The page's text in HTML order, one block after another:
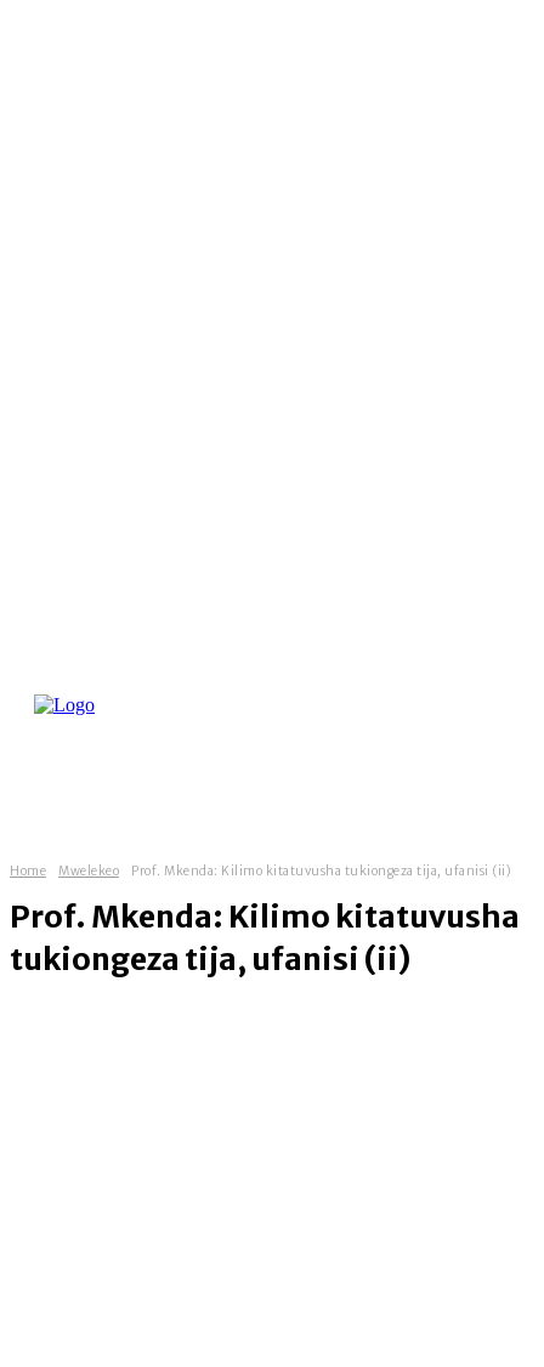
Home Mwelekeo Prof. Mkenda: Kilimo kitatuvusha tukiongeza tija, ufanisi (ii)
Prof. Mkenda: Kilimo kitatuvusha
tukiongeza tija, ufanisi (ii)